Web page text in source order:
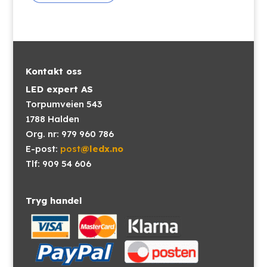
Kontakt oss
LED expert AS
Torpumveien 543
1788 Halden
Org. nr: 979 960 786
E-post: post@ledx.no
Tlf: 909 54 606
Tryg handel